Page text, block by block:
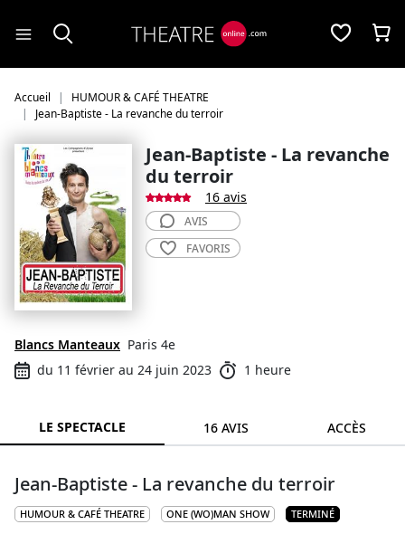
Accueil
HUMOUR & CAFÉ THEATRE
Jean-Baptiste - La revanche du terroir
Jean-Baptiste - La revanche
du terroir
16 avis
Blancs Manteaux Paris 4e
du 11 février au 24 juin 2023
1 heure
AVIS
FAVORIS
LE SPECTACLE 16 AVIS ACCÈS
Jean-Baptiste - La revanche du terroir
HUMOUR & CAFÉ THEATRE ONE (WO)MAN SHOW TERMINÉ